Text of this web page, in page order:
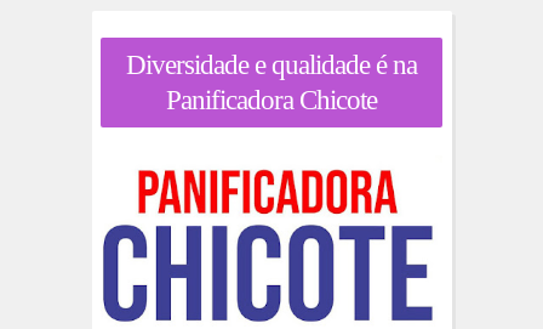
Diversidade e qualidade é na
Panificadora Chicote